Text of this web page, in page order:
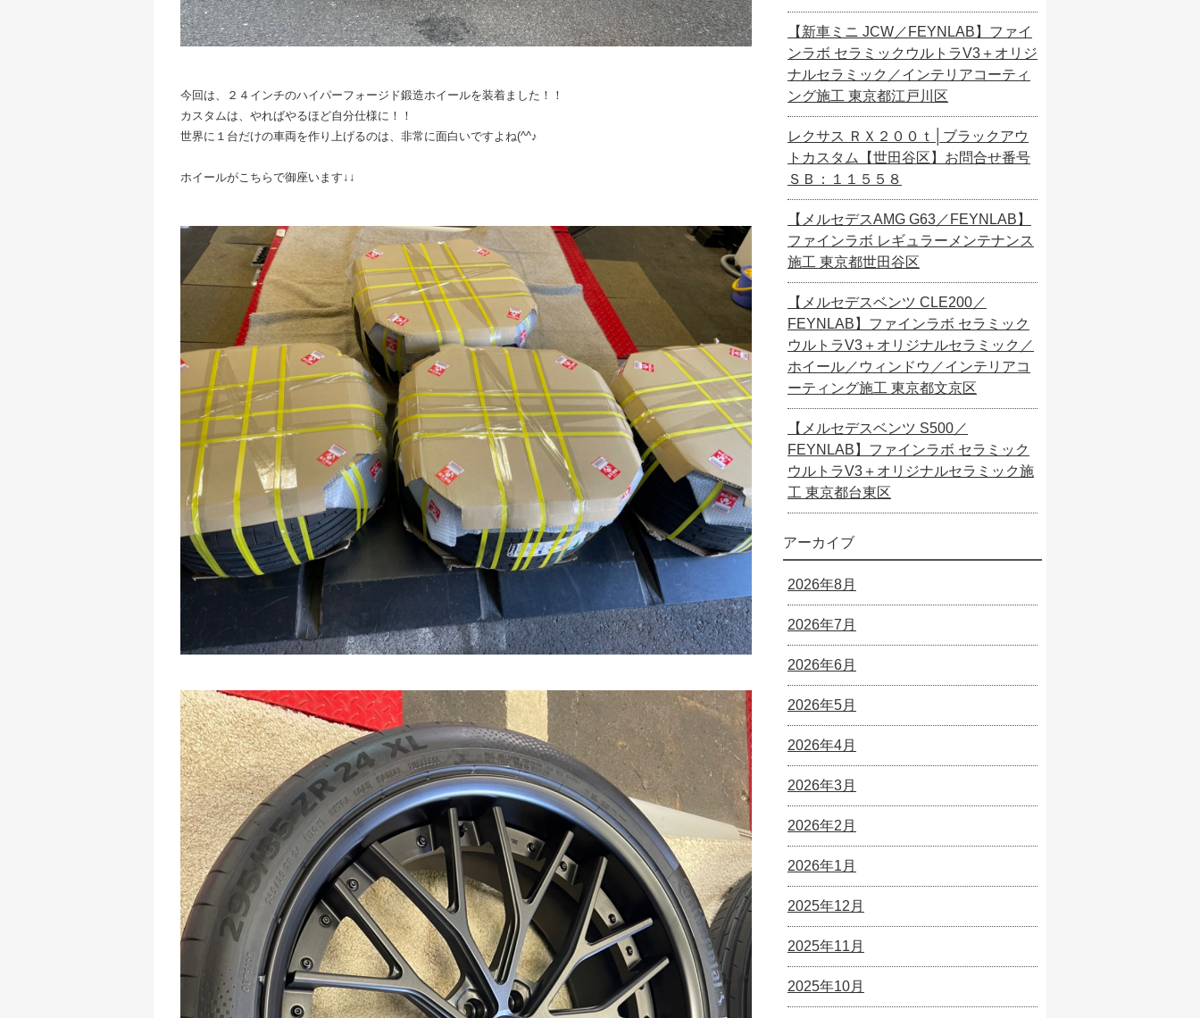
今回は、２４インチのハイパーフォージド鍛造ホイールを装着ました！！
カスタムは、やればやるほど自分仕様に！！
世界に１台だけの車両を作り上げるのは、非常に面白いですよね(^^♪
ホイールがこちらで御座います↓↓
【新車ミニ JCW／FEYNLAB】ファイ
ンラボ セラミックウルトラV3＋オリジ
ナルセラミック／インテリアコーティ
ング施工 東京都江戸川区
レクサス ＲＸ２００ｔ│ブラックアウ
トカスタム【世田谷区】お問合せ番号
ＳＢ：１１５５８
【メルセデスAMG G63／FEYNLAB】
ファインラボ レギュラーメンテナンス
施工 東京都世田谷区
【メルセデスベンツ CLE200／
FEYNLAB】ファインラボ セラミック
ウルトラV3＋オリジナルセラミック／
ホイール／ウィンドウ／インテリアコ
ーティング施工 東京都文京区
【メルセデスベンツ S500／
FEYNLAB】ファインラボ セラミック
ウルトラV3＋オリジナルセラミック施
工 東京都台東区
アーカイブ
2026年8月
2026年7月
2026年6月
2026年5月
2026年4月
2026年3月
2026年2月
2026年1月
2025年12月
2025年11月
2025年10月